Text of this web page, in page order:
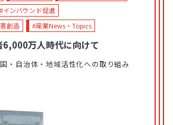
#インバウンド促進
創造
#産業News・Topics
万人時代に向けて
・自治体・地域活性化への取り組み